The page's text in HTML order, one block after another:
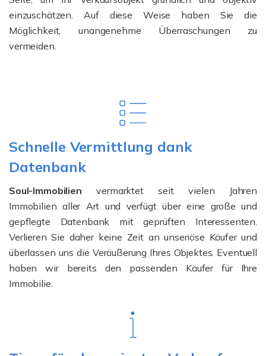
einzuschätzen. Auf diese Weise haben Sie die
Möglichkeit, unangenehme Überraschungen zu
vermeiden.
Schnelle Vermittlung dank
Datenbank
Soul-Immobilien vermarktet seit vielen Jahren
Immobilien aller Art und verfügt über eine große und
gepflegte Datenbank mit geprüften Interessenten.
Verlieren Sie daher keine Zeit an unseriöse Käufer und
überlassen uns die Veräußerung Ihres Objektes. Eventuell
haben wir bereits den passenden Käufer für Ihre
Immobilie.